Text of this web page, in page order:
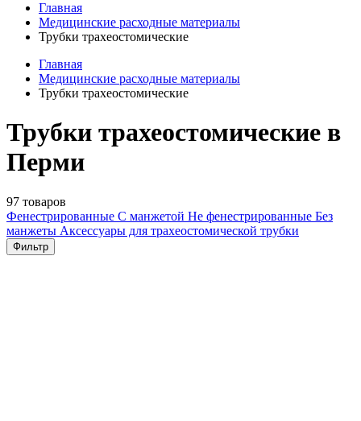
Главная
Медицинские расходные материалы
Трубки трахеостомические
Главная
Медицинские расходные материалы
Трубки трахеостомические
Трубки трахеостомические в
Перми
97 товаров
Фенестрированные С манжетой Не фенестрированные Без
манжеты Аксессуары для трахеостомической трубки
Фильтр